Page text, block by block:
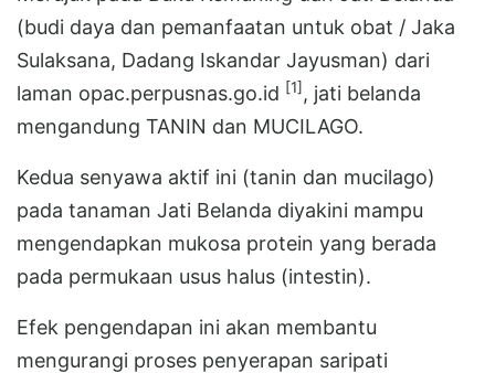
(budi daya dan pemanfaatan untuk obat / Jaka
Sulaksana, Dadang Iskandar Jayusman) dari
laman opac.perpusnas.go.id [1] , jati belanda
mengandung TANIN dan MUCILAGO.
Kedua senyawa aktif ini (tanin dan mucilago)
pada tanaman Jati Belanda diyakini mampu
mengendapkan mukosa protein yang berada
pada permukaan usus halus (intestin).
Efek pengendapan ini akan membantu
mengurangi proses penyerapan saripati